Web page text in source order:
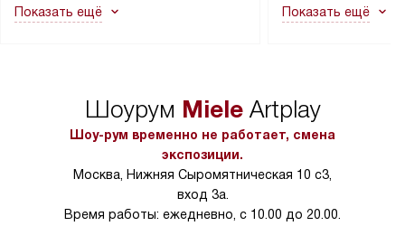
в гарантийном ремонте в будущем.
Показать ещё
не включаются:
в условиях
тарифы на услуги
Показать ещё
Шоурум MieleArtplay
Шоу-рум временно не работает, смена
экспозиции.
Москва, Нижняя Сыромятническая 10 с3,
вход 3а.
Время работы: ежедневно, с 10.00 до 20.00.